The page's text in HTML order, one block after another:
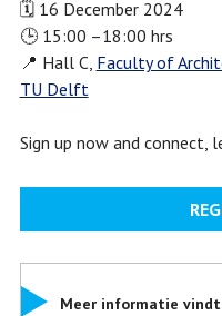
🗓️ 16 December 2024
🕒 15:00 –18:00 hrs
📍 Hall C, Faculty of
TU Delft
Sign up now and connect,
Meer informatie vindt